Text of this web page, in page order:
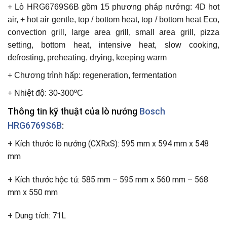
+ Lò HRG6769S6B gồm 15 phương pháp nướng: 4D hot
air, + hot air gentle, top / bottom heat, top / bottom heat Eco,
convection grill, large area grill, small area grill, pizza
setting, bottom heat, intensive heat, slow cooking,
defrosting, preheating, drying, keeping warm
+ Chương trình hấp: regeneration, fermentation
+ Nhiệt độ: 30-300ºC
Thông tin kỹ thuật của lò nướng Bosch
HRG6769S6B:
+ Kích thước lò nướng (CXRxS): 595 mm x 594 mm x 548
mm
+ Kích thước hộc tủ: 585 mm – 595 mm x 560 mm – 568
mm x 550 mm
+ Dung tích: 71L